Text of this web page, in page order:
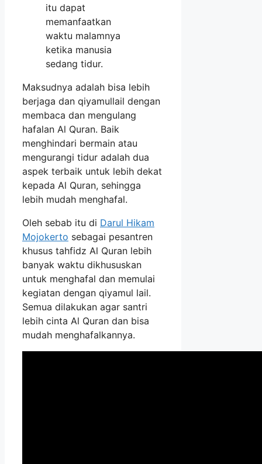
itu dapat
memanfaatkan
waktu malamnya
ketika manusia
sedang tidur.
Maksudnya adalah bisa lebih
berjaga dan qiyamullail dengan
membaca dan mengulang
hafalan Al Quran. Baik
menghindari bermain atau
mengurangi tidur adalah dua
aspek terbaik untuk lebih dekat
kepada Al Quran, sehingga
lebih mudah menghafal.
Oleh sebab itu di Darul Hikam
Mojokerto sebagai pesantren
khusus tahfidz Al Quran lebih
banyak waktu dikhususkan
untuk menghafal dan memulai
kegiatan dengan qiyamul lail.
Semua dilakukan agar santri
lebih cinta Al Quran dan bisa
mudah menghafalkannya.